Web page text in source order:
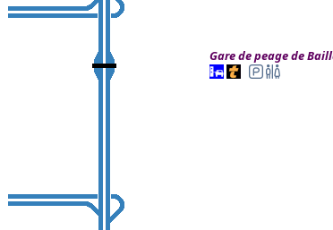
Gare de peage de